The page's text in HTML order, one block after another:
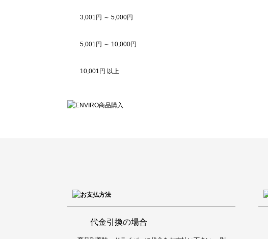
3,001円 ～ 5,000円
5,001円 ～ 10,000円
10,001円 以上
代金引換の場合